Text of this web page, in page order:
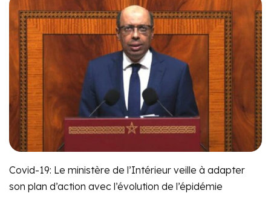
Covid-19: Le ministère de l’Intérieur veille à adapter
son plan d’action avec l’évolution de l’épidémie